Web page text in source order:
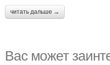
читать дальше →
Вас может